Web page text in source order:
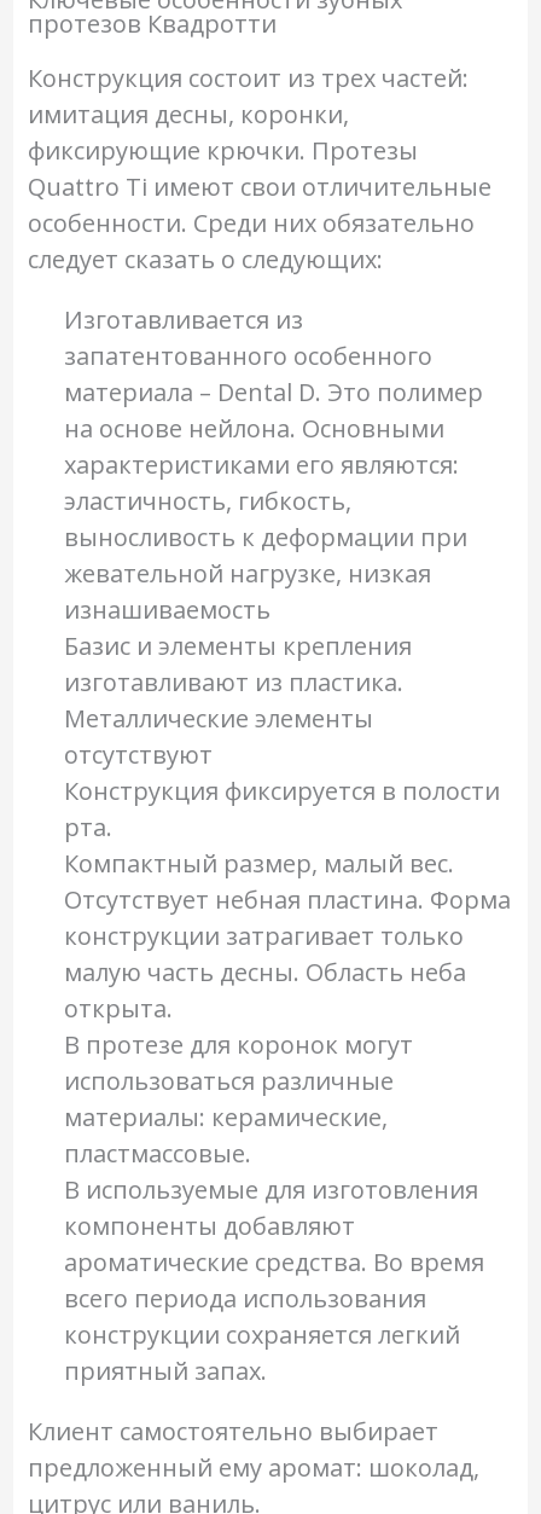
протезов Квадротти
Конструкция состоит из трех частей:
имитация десны, коронки,
фиксирующие крючки. Протезы
Quattro Ti имеют свои отличительные
особенности. Среди них обязательно
следует сказать о следующих:
Изготавливается из
запатентованного особенного
материала – Dental D. Это полимер
на основе нейлона. Основными
характеристиками его являются:
эластичность, гибкость,
выносливость к деформации при
жевательной нагрузке, низкая
изнашиваемость
Базис и элементы крепления
изготавливают из пластика.
Металлические элементы
отсутствуют
Конструкция фиксируется в полости
рта.
Компактный размер, малый вес.
Отсутствует небная пластина. Форма
конструкции затрагивает только
малую часть десны. Область неба
открыта.
В протезе для коронок могут
использоваться различные
материалы: керамические,
пластмассовые.
В используемые для изготовления
компоненты добавляют
ароматические средства. Во время
всего периода использования
конструкции сохраняется легкий
приятный запах.
Клиент самостоятельно выбирает
предложенный ему аромат: шоколад,
цитрус или ваниль.